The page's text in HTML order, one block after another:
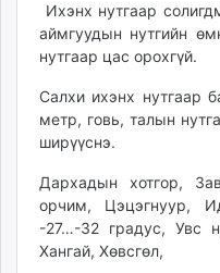
ikon.mn
mnb.mn
Eguur.mn
24tsag.mn
shuud.mn
eagle.mn
ergelt.mn
zarig.mn
today.mn
Ихэнх нутгаар
аймгуудын нутгийн
нутгаар цас орохгүй.
Салхи ихэнх нутгаар
метр, говь, талын
ширүүснэ.
Дархадын хотгор,
орчим, Цэцэгнуур,
-27…-32 градус, Увс
Хангай, Хөвсгөл,